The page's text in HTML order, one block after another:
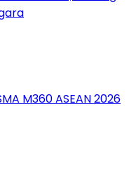
M360 ASEAN 2026